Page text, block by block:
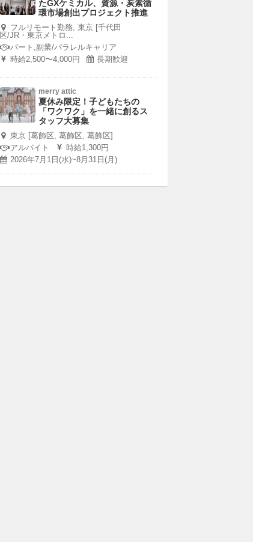
たGXケミカル、資源・炭素循
環市場創出プロジェクト推進
フルリモート勤務, 東京 [千代田
区/JR・東京メトロ...
パート,副業/パラレルキャリア
時給2,500〜4,000円
長期歓迎
merry attic
夏休み限定！子どもたちの
「ワクワク」を一緒に創るス
タッフ大募集
東京 [葛飾区, 葛飾区, 葛飾区]
アルバイト
時給1,300円
2026年7月1日(水)~8月31日(月)